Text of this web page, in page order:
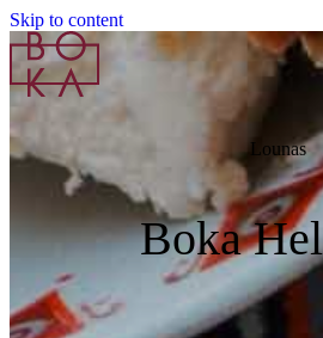
Skip to content
Lounas
Boka